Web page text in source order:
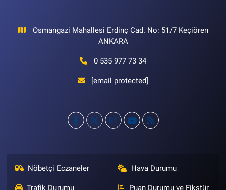
Osmangazi Mahallesi Erdinç Cad. No: 51/7 Keçiören
ANKARA
0 535 977 73 34
[email protected]
Nöbetçi Eczaneler Hava Durumu
Trafik Durumu Puan Durumu ve Fikstür